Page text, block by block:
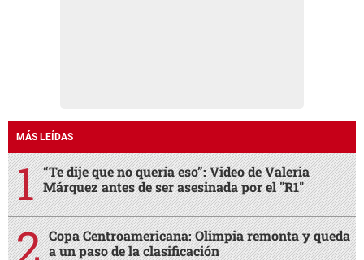
MÁS LEÍDAS
“Te dije que no quería eso”: Video de Valeria
Márquez antes de ser asesinada por el "R1"
Copa Centroamericana: Olimpia remonta y queda
a un paso de la clasificación